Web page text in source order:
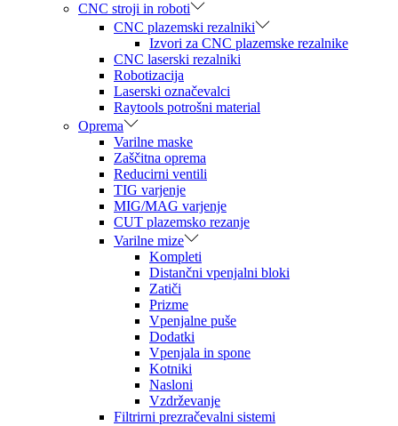
CNC stroji in roboti
CNC plazemski rezalniki
Izvori za CNC plazemske rezalnike
CNC laserski rezalniki
Robotizacija
Laserski označevalci
Raytools potrošni material
Oprema
Varilne maske
Zaščitna oprema
Reducirni ventili
TIG varjenje
MIG/MAG varjenje
CUT plazemsko rezanje
Varilne mize
Kompleti
Distančni vpenjalni bloki
Zatiči
Prizme
Vpenjalne puše
Dodatki
Vpenjala in spone
Kotniki
Nasloni
Vzdrževanje
Filtrirni prezračevalni sistemi